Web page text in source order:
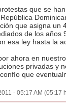
que se
que asigna un
de los años
esa ley hasta la
ahora en
privadas y
que
- 05:17 AM (05:17